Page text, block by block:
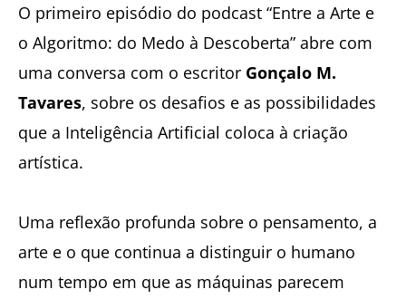
O primeiro episódio do podcast “Entre a Arte e
o Algoritmo: do Medo à Descoberta” abre com
uma conversa com o escritor Gonçalo M.
Tavares, sobre os desafios e as possibilidades
que a Inteligência Artificial coloca à criação
artística.
Uma reflexão profunda sobre o pensamento, a
arte e o que continua a distinguir o humano
num tempo em que as máquinas parecem